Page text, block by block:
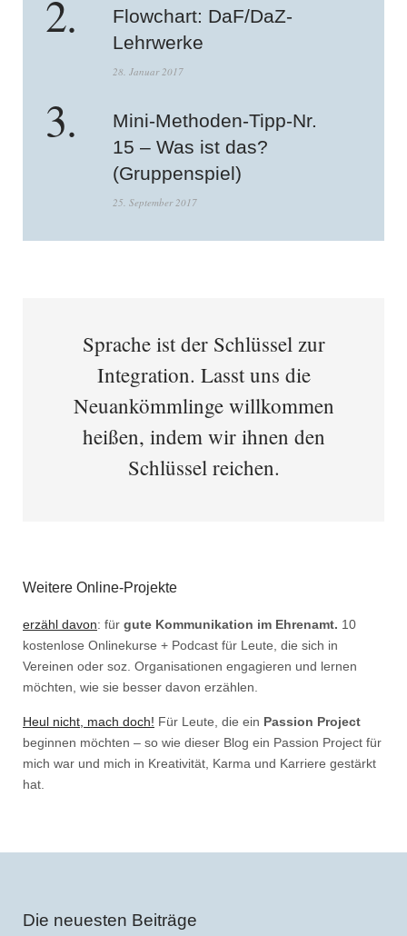
Flowchart: DaF/DaZ-
Lehrwerke
28. Januar 2017
Mini-Methoden-Tipp-Nr.
15 – Was ist das?
(Gruppenspiel)
25. September 2017
Sprache ist der Schlüssel zur
Integration. Lasst uns die
Neuankömmlinge willkommen
heißen, indem wir ihnen den
Schlüssel reichen.
Weitere Online-Projekte
erzähl davon: für gute Kommunikation im Ehrenamt. 10
kostenlose Onlinekurse + Podcast für Leute, die sich in
Vereinen oder soz. Organisationen engagieren und lernen
möchten, wie sie besser davon erzählen.
Heul nicht, mach doch! Für Leute, die ein Passion Project
beginnen möchten – so wie dieser Blog ein Passion Project für
mich war und mich in Kreativität, Karma und Karriere gestärkt
hat.
Die neuesten Beiträge